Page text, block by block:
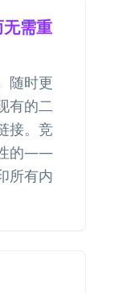
无需重
随时更
有的二
接。竞
性的——
所有内